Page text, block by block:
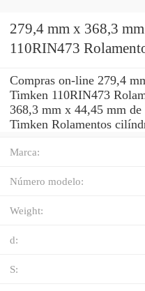
279,4 mm x 368,3 mm x
110RIN473
Compras on-line 279,4
Timken 110RIN473
368,3 mm x 44,45 mm de
Timken Rolamentos
Marca:
Número modelo:
Weight:
d:
S: